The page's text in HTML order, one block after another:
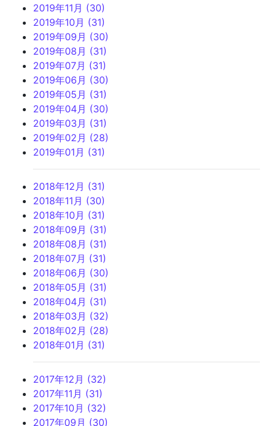
2019年11月 (30)
2019年10月 (31)
2019年09月 (30)
2019年08月 (31)
2019年07月 (31)
2019年06月 (30)
2019年05月 (31)
2019年04月 (30)
2019年03月 (31)
2019年02月 (28)
2019年01月 (31)
2018年12月 (31)
2018年11月 (30)
2018年10月 (31)
2018年09月 (31)
2018年08月 (31)
2018年07月 (31)
2018年06月 (30)
2018年05月 (31)
2018年04月 (31)
2018年03月 (32)
2018年02月 (28)
2018年01月 (31)
2017年12月 (32)
2017年11月 (31)
2017年10月 (32)
2017年09月 (30)